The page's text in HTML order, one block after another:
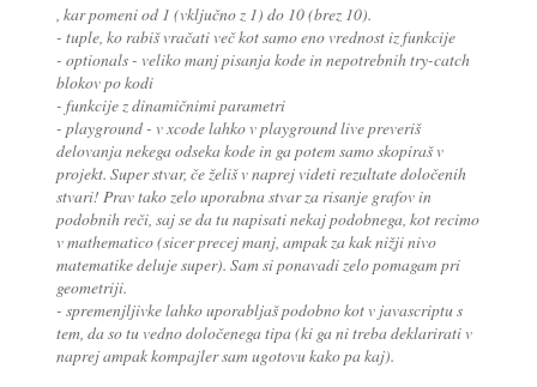
, kar pomeni od 1 (vključno z 1) do 10 (brez 10).
- tuple, ko rabiš vračati več kot samo eno vrednost iz funkcije
- optionals - veliko manj pisanja kode in nepotrebnih try-catch
blokov po kodi
- funkcije z dinamičnimi parametri
- playground - v xcode lahko v playground live preveriš
delovanja nekega odseka kode in ga potem samo skopiraš v
projekt. Super stvar, če želiš v naprej videti rezultate določenih
stvari! Prav tako zelo uporabna stvar za risanje grafov in
podobnih reči, saj se da tu napisati nekaj podobnega, kot recimo
v mathematico (sicer precej manj, ampak za kak nižji nivo
matematike deluje super). Sam si ponavadi zelo pomagam pri
geometriji.
- spremenjljivke lahko uporabljaš podobno kot v javascriptu s
tem, da so tu vedno določenega tipa (ki ga ni treba deklarirati v
naprej ampak kompajler sam ugotovu kako pa kaj).